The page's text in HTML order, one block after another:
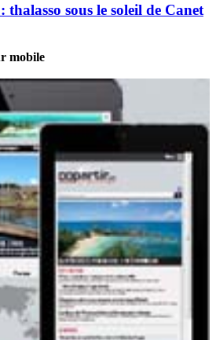
thalasso sous le soleil de Canet
mobile